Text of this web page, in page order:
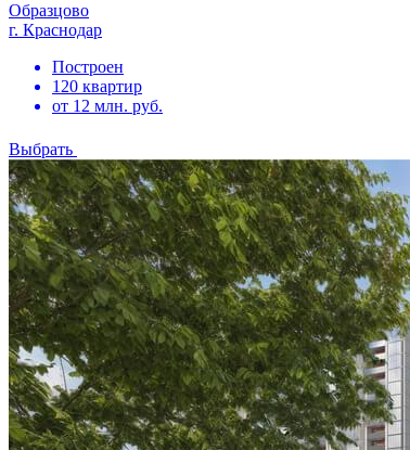
Образцово
г. Краснодар
Построен
120 квартир
от 12 млн. руб.
Выбрать